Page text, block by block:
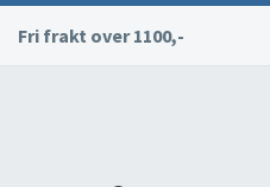
Fri frakt over 1100,-